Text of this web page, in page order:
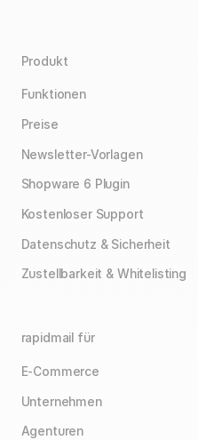
Produkt
Funktionen
Preise
Newsletter-Vorlagen
Shopware 6 Plugin
Kostenloser Support
Datenschutz & Sicherheit
Zustellbarkeit & Whitelisting
rapidmail für
E-Commerce
Unternehmen
Agenturen